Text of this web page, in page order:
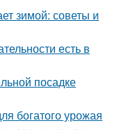
зимой: советы и
есть в
посадке
богатого урожая